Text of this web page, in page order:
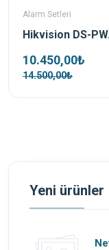
Alarm Setleri
10.450,00₺
14.500,00₺
Yeni ürünler